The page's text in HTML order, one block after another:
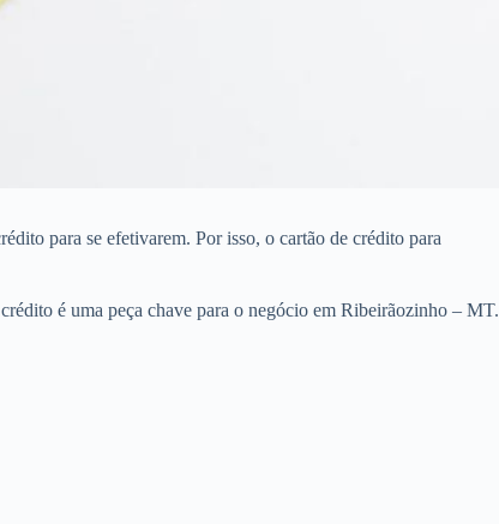
para se efetivarem. Por isso, o cartão de crédito para
é uma peça chave para o negócio em Ribeirãozinho – MT.